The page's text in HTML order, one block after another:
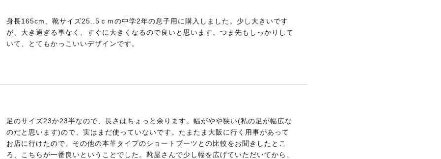
身長165cm、靴サイズ25..5ｃｍの中学2年の息子用に購入しました。少し大きいです
が、大き過ぎる事なく、すぐに大きくなるので良いと思います。つま先もしっかりして
いて、とてもかっこいいデザインです。
足のサイズ23か23半なので、長さはちょっと余ります。幅がやや狭い(私の足が幅広な
のだと思います)ので、実はまだ使っていないです。たまたま大阪に行く用事があって
お店に行けたので、その他の本革タイプのショートブーツとの比較をお聞きしたとこ
ろ、こちらが一番良いということでした。靴屋さんで少し幅を広げていただいてから、